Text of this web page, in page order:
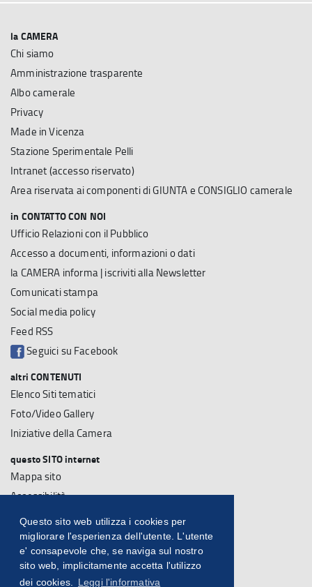
Questo sito web utilizza i cookies per
migliorare l'esperienza dell'utente. L'utente
e' consapevole che, se naviga sul nostro
sito web, implicitamente accetta l'utilizzo
dei cookies.
Leggi l'informativa
la CAMERA
Chi siamo
Amministrazione trasparente
Albo camerale
Privacy
Made in Vicenza
Stazione Sperimentale Pelli
Intranet (accesso riservato)
Area riservata ai componenti di GIUNTA e CONSIGLIO camerale
in CONTATTO CON NOI
Ufficio Relazioni con il Pubblico
Accesso a documenti, informazioni o dati
la CAMERA informa | iscriviti alla Newsletter
Comunicati stampa
Social media policy
Feed RSS
Seguici su Facebook
altri CONTENUTI
Elenco Siti tematici
Foto/Video Gallery
Iniziative della Camera
questo SITO internet
Mappa sito
Accessibilità
Note Legali
Su questo sito
Statistiche sito